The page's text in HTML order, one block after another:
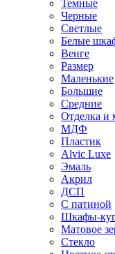
Темные
Черные
Светлые
Белые
Венге
Размер
Маленькие
Большие
Средние
Отделка и
МДФ
Пластик
Alvic Luxe
Эмаль
Акрил
ДСП
С патиной
Шкафы-
Матовое
Стекло